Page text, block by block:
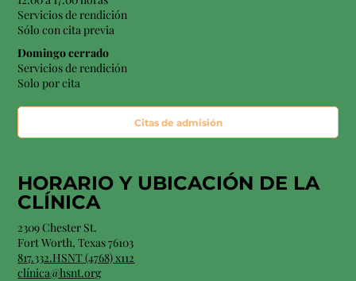
Servicios de rendición
Sólo con cita previa
Domingo cerrado
Servicios de rendición
Solo por cita
Citas de admisión
HORARIO Y UBICACIÓN DE LA
CLÍNICA
2309 Chester St.
Fort Worth, Texas 76103
817.332.HSNT (4768) x112
clínica@hsnt.org